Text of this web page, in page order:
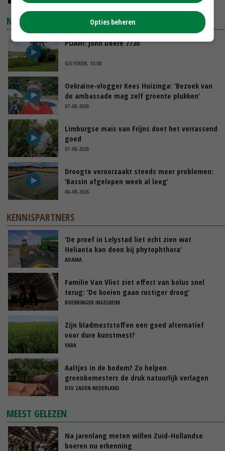
NIEUWSTE VIDEO'S
POAH!: John Deere 7730
GISTEREN, 10:00
Oekraïne-vlogger Kees Huizinga: ‘Bezoek van
de ambassade mag zelf groente plukken’
07-08-2026
Limburgse mais van Frijns doet het verrassend
goed
07-08-2026
Droogte veroorzaakt steeds meer problemen:
‘Bassin afgelopen week al leeg’
06-08-2026
KENNISPARTNERS
‘De proef in Lelystad liet echt zien wat
Helianta kan doen bij phytophthora’
ADAMA
Familie Van Vliet ziet effect van bolus snel
terug: ‘De koeien gaan rustiger droog’
BOEHRINGER INGELHEIM
Zijn bladmeststoffen een goed alternatief
voor dure kunstmest?
YARA
Aaltjes in de bodem? Zo helpen
groenbemesters de druk natuurlijk verlagen
DSV ZADEN NEDERLAND
MEEST GELEZEN
Na jarenlang meten willen Zuid-Hollandse
boeren nu erkenning
Opties beheren